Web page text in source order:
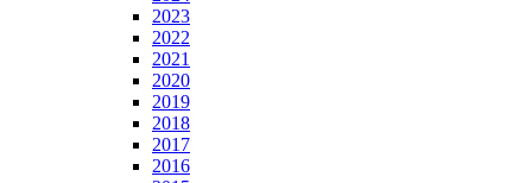
2023
2022
2021
2020
2019
2018
2017
2016